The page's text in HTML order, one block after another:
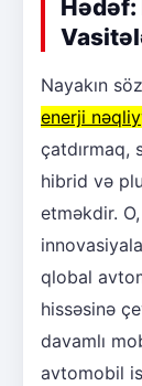
Nayakın
enerji
çatdırmaq,
hibrid və
etməkdir.
qlobal
hissəsinə
davamlı
avtomobil